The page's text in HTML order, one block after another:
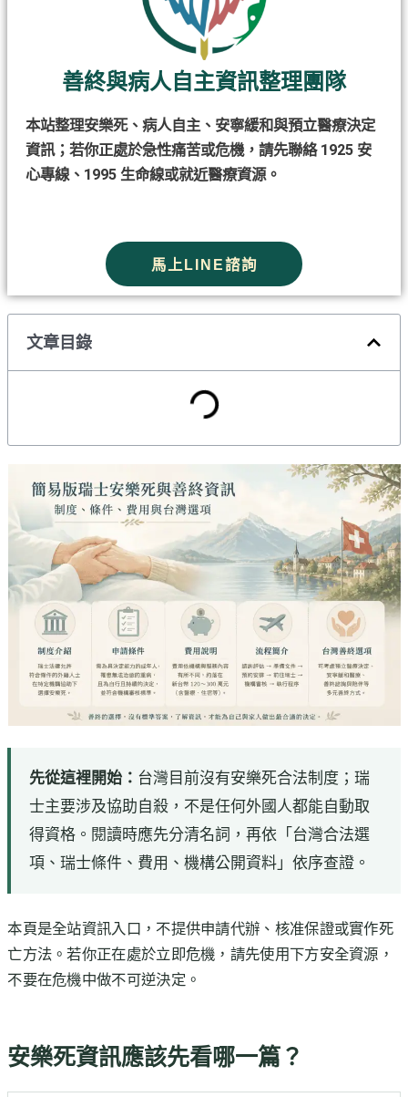
善終與病人自主資訊整理團隊
本站整理安樂死、病人自主、安寧緩和與預立醫療決定
資訊；若你正處於急性痛苦或危機，請先聯絡 1925 安
心專線、1995 生命線或就近醫療資源。
馬上LINE諮詢
文章目錄
先從這裡開始： 台灣目前沒有安樂死合法制度；瑞
士主要涉及協助自殺，不是任何外國人都能自動取
得資格。閱讀時應先分清名詞，再依「台灣合法選
項、瑞士條件、費用、機構公開資料」依序查證。
本頁是全站資訊入口，不提供申請代辦、核准保證或實作死
亡方法。若你正在處於立即危機，請先使用下方安全資源，
不要在危機中做不可逆決定。
安樂死資訊應該先看哪一篇？